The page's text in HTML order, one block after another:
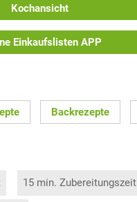
Kochansicht
Einkaufslisten APP
Backrezepte
15 min. Zubereitungszeit